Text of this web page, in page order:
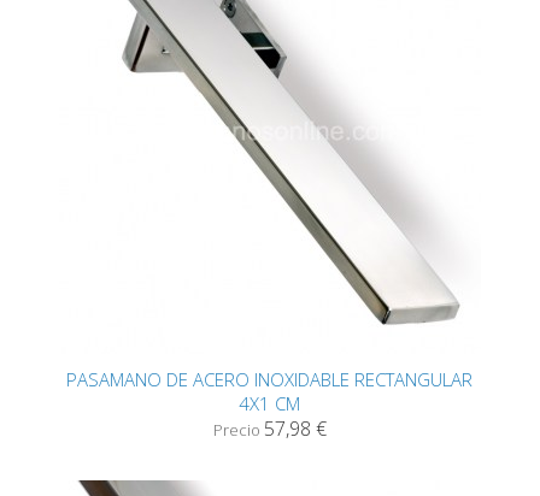
PASAMANO DE ACERO INOXIDABLE RECTANGULAR
4X1 CM
Precio 57,98 €